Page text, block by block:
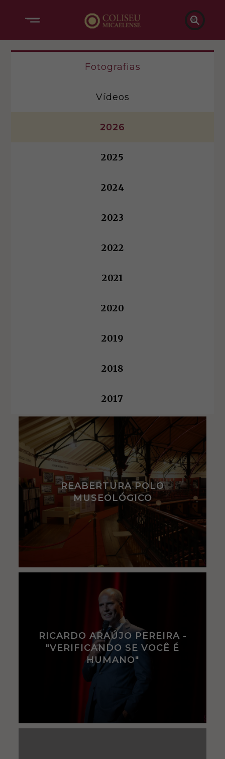

Fotografias
Vídeos
2026
2025
2024
2023
2022
2021
2020
2019
2018
2017
REABERTURA POLO
MUSEOLÓGICO
RICARDO ARAÚJO PEREIRA -
"VERIFICANDO SE VOCÊ É
HUMANO"